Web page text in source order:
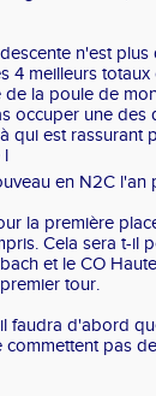
n'est
4 meilleurs
la poule de
occuper une des
qui est rassurant
l
en N2C l'an
la première
Cela sera t-il
et le CO
tour.
faudra d'abord
commettent pas